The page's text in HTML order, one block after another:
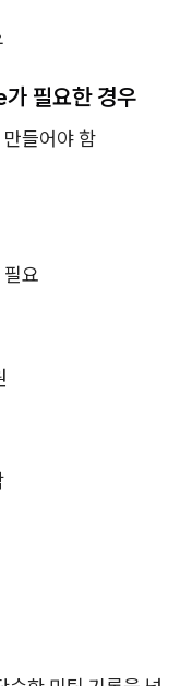
필요한 경우
들어야 함
요